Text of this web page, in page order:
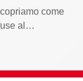
come
al…